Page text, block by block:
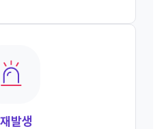
발생